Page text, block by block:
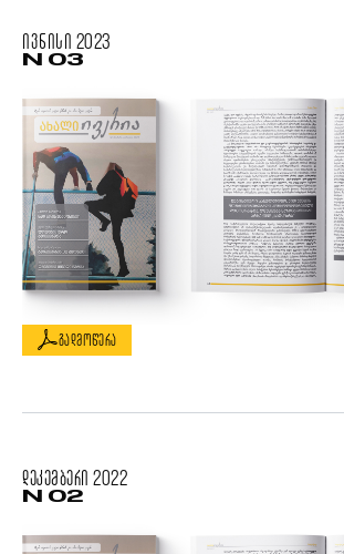
ივნისი 2023
N 03
გადმოწერა
დეკემბერი 2022
N 02